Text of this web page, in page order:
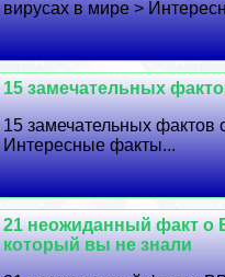
вирусах в мире >
15 замечательных
15 замечательных фактов
Интересные факты...
21 неожиданный факт о
который вы не знали